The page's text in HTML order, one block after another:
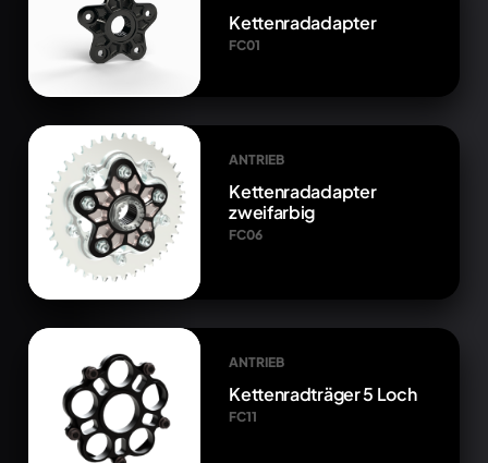
Kettenradadapter
FC01
ANTRIEB
Kettenradadapter
zweifarbig
FC06
ANTRIEB
Kettenradträger 5 Loch
FC11